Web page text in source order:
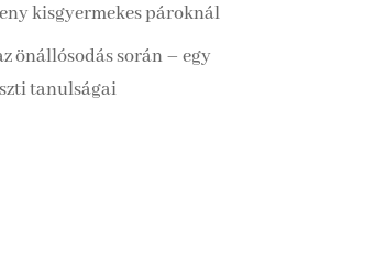
kisgyermekes pároknál
önállósodás során – egy
tanulságai